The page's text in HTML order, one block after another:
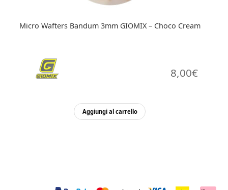
Micro Wafters Bandum 3mm GIOMIX – Choco Cream
8,00€
Aggiungi al carrello